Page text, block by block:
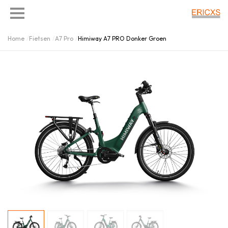
Home Fietsen A7 Pro Himiway A7 PRO Donker Groen